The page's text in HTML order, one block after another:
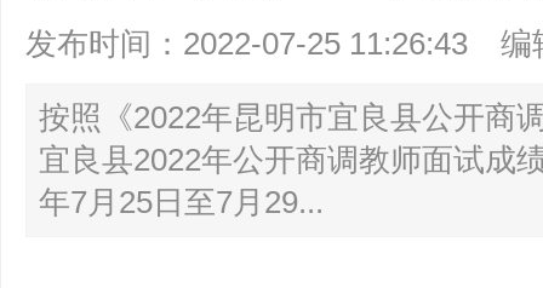
发布时间：2022-07-25 11:26:43 编
按照《2022年昆明市宜良县公开商
宜良县2022年公开商调教师面试成
年7月25日至7月29...